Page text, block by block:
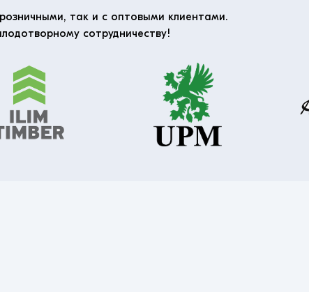
так и с оптовыми клиентами.
сотрудничеству!